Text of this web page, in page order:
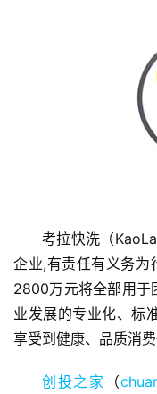
首
融
资
考拉快洗（
企业,有责任有义务为
2800万元将全部用于
业发展的专业化、标
享受到健康、品质消费
创投之家 （